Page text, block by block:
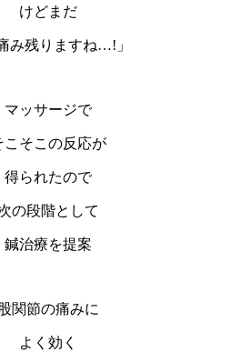
けどまだ
み残りますね…!」
マッサージで
こそこの反応が
得られたので
の段階として
鍼治療を提案
股関節の痛みに
よく効く